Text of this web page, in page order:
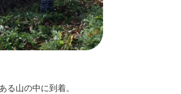
る山の中に到着。